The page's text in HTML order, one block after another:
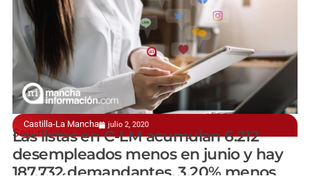
Castilla-La Mancha julio 2, 2020
Según datos del Ministerio de Trabajo
Las listas en C-LM acumulan 6.212
desempleados menos en junio y hay
187.732 demandantes, 3,20% menos